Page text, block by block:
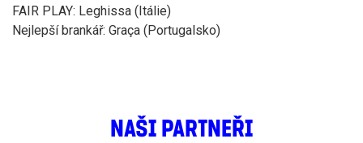
FAIR PLAY: Leghissa (Itálie)
Nejlepší brankář: Graça (Portugalsko)
NAŠI PARTNEŘI